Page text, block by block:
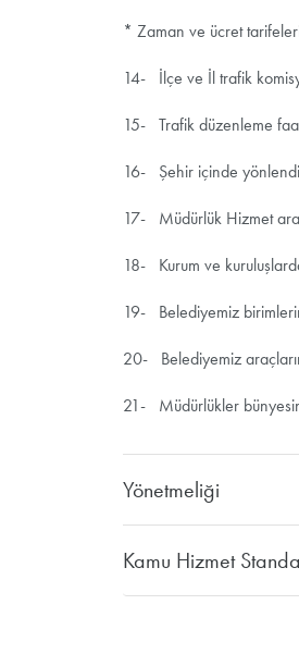
* Zaman ve ücret
14- İlçe ve İl trafik
15- Trafik düzenleme
16- Şehir içinde
17- Müdürlük Hizmet
18- Kurum ve
19- Belediyemiz
20- Belediyemiz
21- Müdürlükler
Yönetmeliği
Kamu Hizmet